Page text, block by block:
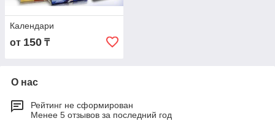
Календари
от 150 ₸
О нас
Рейтинг не сформирован
Менее 5 отзывов за последний год